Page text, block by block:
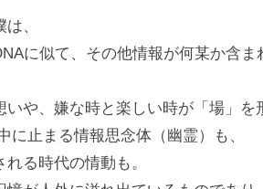
、
に似て、その他情報が何某か含ま
や、嫌な時と楽しい時が「場」を
に止まる情報思念体（幽霊）も、
る時代の情動も。